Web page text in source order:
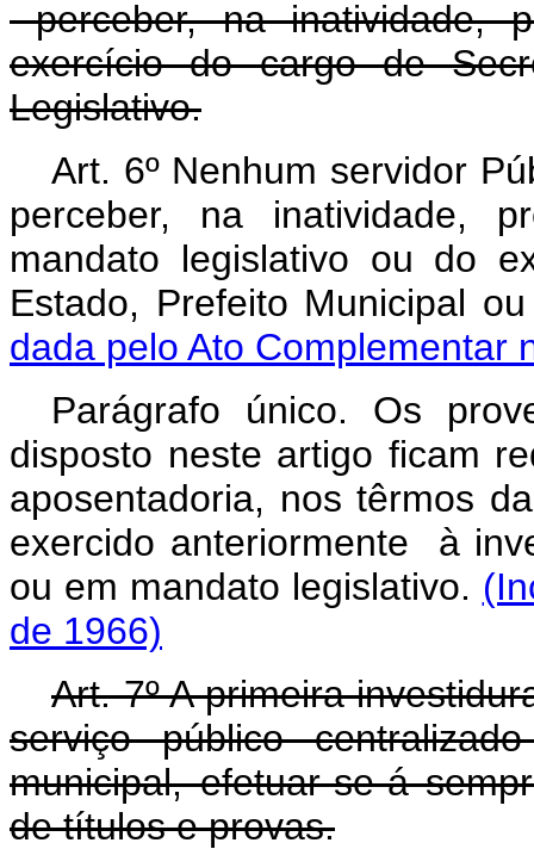
perceber, na inatividade,
exercício do cargo de
Legislativo.
Art. 6º Nenhum servidor
perceber, na inatividade,
mandato legislativo ou do
Estado, Prefeito Municipal
dada pelo Ato Complementar
Parágrafo único. Os
disposto neste artigo ficam
aposentadoria, nos têrmos
exercido anteriormente à
ou em mandato legislativo.
de 1966)
Art. 7º A primeira
serviço público
municipal, efetuar‑se‑á
de títulos e provas.